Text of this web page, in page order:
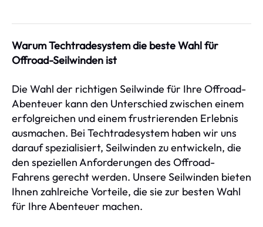
Warum Techtradesystem die beste Wahl für
Offroad-Seilwinden ist
Die Wahl der richtigen Seilwinde für Ihre Offroad-
Abenteuer kann den Unterschied zwischen einem
erfolgreichen und einem frustrierenden Erlebnis
ausmachen. Bei Techtradesystem haben wir uns
darauf spezialisiert, Seilwinden zu entwickeln, die
den speziellen Anforderungen des Offroad-
Fahrens gerecht werden. Unsere Seilwinden bieten
Ihnen zahlreiche Vorteile, die sie zur besten Wahl
für Ihre Abenteuer machen.